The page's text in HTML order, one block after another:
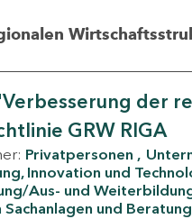
der
GRW RIGA
Privatpersonen
Innovation und
Aus- und
und Beratung